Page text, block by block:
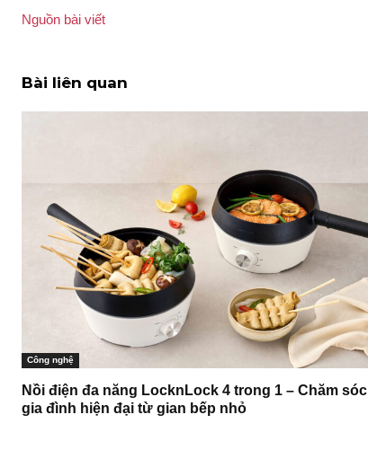
Nguồn bài viết
Bài liên quan
Công nghệ
Nồi điện đa năng LocknLock 4 trong 1 – Chăm sóc
gia đình hiện đại từ gian bếp nhỏ